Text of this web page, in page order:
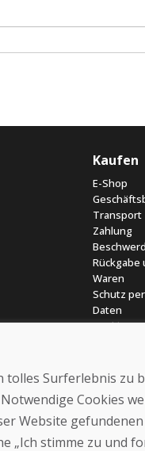
Kaufen
E-Shop
Transport
Zahlung
Rückgabe
Waren
Schutz
Daten
Cookies
tolles Surferlebnis zu
Cookies
Website
„Ich stimme zu und